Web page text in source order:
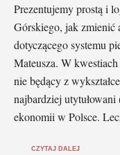
Prezentujemy prostą i
Górskiego, jak zmienić
dotyczącego systemu
Mateusza. W
nie będący z
najbardziej
ekonomii w Polsce.
CZYTAJ DALEJ